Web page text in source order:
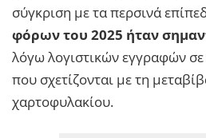
σύγκριση με τα περσινά
φόρων του 2025 ήταν
λόγω λογιστικών εγγραφών
που σχετίζονται με τη
χαρτοφυλακίου.